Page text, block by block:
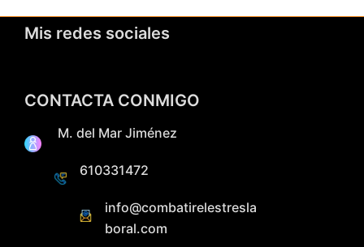
Mis redes sociales
CONTACTA CONMIGO
M. del Mar Jiménez
610331472
info@combatirelestresla
boral.com